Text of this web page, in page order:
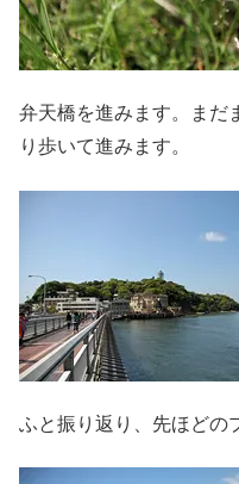
弁天橋を進みます。まだ
り歩いて進みます。
ふと振り返り、先ほどの